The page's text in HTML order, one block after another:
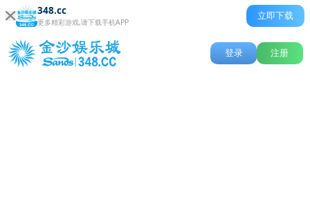
348.cc
更多精彩游戏,请下载手机APP
立即下载
登录 注册